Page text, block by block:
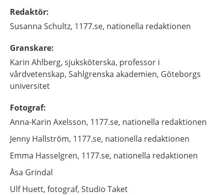
Redaktör:
Susanna Schultz, 1177.se, nationella redaktionen
Granskare:
Karin Ahlberg, sjuksköterska, professor i
vårdvetenskap, Sahlgrenska akademien, Göteborgs
universitet
Fotograf:
Anna-Karin Axelsson, 1177.se, nationella redaktionen
Jenny Hallström, 1177.se, nationella redaktionen
Emma Hasselgren, 1177.se, nationella redaktionen
Åsa Grindal
UlfHuett, fotograf, Studio Taket